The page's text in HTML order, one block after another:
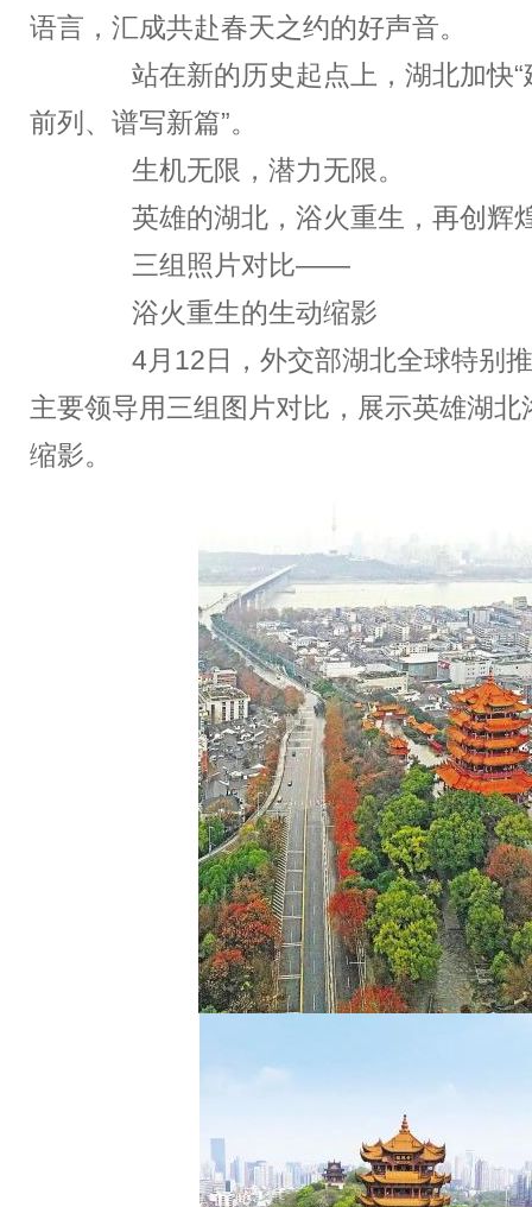
语言，汇成共赴春天之约的好声音。
站在新的历史起点上，湖北加快“
前列、谱写新篇”。
生机无限，潜力无限。
英雄的湖北，浴火重生，再创辉
三组照片对比——
浴火重生的生动缩影
4月12日，外交部湖北全球特别推
主要领导用三组图片对比，展示英雄湖北
缩影。